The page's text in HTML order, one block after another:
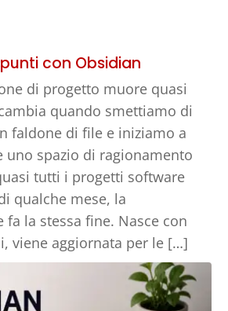
con Obsidian
di progetto muore quasi
quando smettiamo di
faldone di file e iniziamo a
uno spazio di ragionamento
tutti i progetti software
qualche mese, la
fa la stessa fine. Nasce con
viene aggiornata per le […]